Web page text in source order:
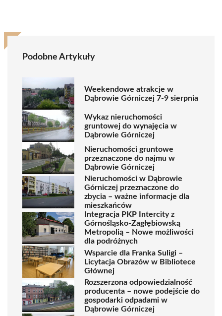
Podobne Artykuły
Weekendowe atrakcje w
Dąbrowie Górniczej 7-9 sierpnia
Wykaz nieruchomości
gruntowej do wynajęcia w
Dąbrowie Górniczej
Nieruchomości gruntowe
przeznaczone do najmu w
Dąbrowie Górniczej
Nieruchomości w Dąbrowie
Górniczej przeznaczone do
zbycia – ważne informacje dla
mieszkańców
Integracja PKP Intercity z
Górnośląsko-Zagłębiowską
Metropolią – Nowe możliwości
dla podróżnych
Wsparcie dla Franka Suligi –
Licytacja Obrazów w Bibliotece
Głównej
Rozszerzona odpowiedzialność
producenta – nowe podejście do
gospodarki odpadami w
Dąbrowie Górniczej